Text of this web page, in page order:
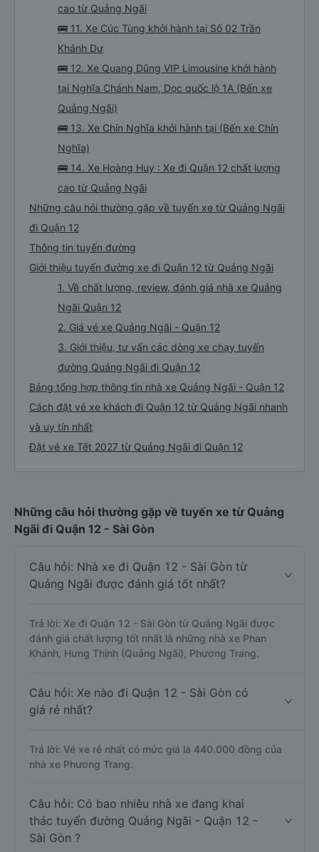
cao từ Quảng Ngãi
🚌 11. Xe Cúc Tùng khởi hành tại Số 02 Trần
Khánh Dư
🚌 12. Xe Quang Dũng VIP Limousine khởi hành
tại Nghĩa Chánh Nam, Dọc quốc lộ 1A (Bến xe
Quảng Ngãi)
🚌 13. Xe Chín Nghĩa khởi hành tại (Bến xe Chín
Nghĩa)
🚌 14. Xe Hoàng Huy : Xe đi Quận 12 chất lượng
cao từ Quảng Ngãi
Những câu hỏi thường gặp về tuyến xe từ Quảng Ngãi
đi Quận 12
Thông tin tuyến đường
Giới thiệu tuyến đường xe đi Quận 12 từ Quảng Ngãi
1. Về chất lượng, review, đánh giá nhà xe Quảng
Ngãi Quận 12
2. Giá vé xe Quảng Ngãi - Quận 12
3. Giới thiệu, tư vấn các dòng xe chạy tuyến
đường Quảng Ngãi đi Quận 12
Bảng tổng hợp thông tin nhà xe Quảng Ngãi - Quận 12
Cách đặt vé xe khách đi Quận 12 từ Quảng Ngãi nhanh
và uy tín nhất
Đặt vé xe Tết 2027 từ Quảng Ngãi đi Quận 12
Những câu hỏi thường gặp về tuyến xe từ Quảng
Ngãi đi Quận 12 - Sài Gòn
Câu hỏi: Nhà xe đi Quận 12 - Sài Gòn từ
Quảng Ngãi được đánh giá tốt nhất?
Trả lời: Xe đi Quận 12 - Sài Gòn từ Quảng Ngãi được
đánh giá chất lượng tốt nhất là những nhà xe Phan
Khánh, Hưng Thịnh (Quảng Ngãi), Phương Trang.
Câu hỏi: Xe nào đi Quận 12 - Sài Gòn có
giá rẻ nhất?
Trả lời: Vé xe rẻ nhất có mức giá là 440.000 đồng của
nhà xe Phương Trang.
Câu hỏi: Có bao nhiêu nhà xe đang khai
thác tuyến đường Quảng Ngãi - Quận 12 -
Sài Gòn ?